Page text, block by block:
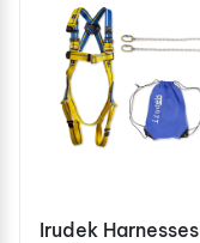
Irudek Harnesses